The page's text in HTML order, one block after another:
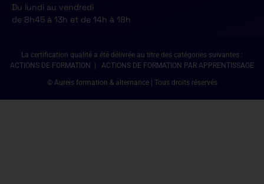
Du lundi au vendredi
de 8h45 à 13h et de 14h à 18h
La certification qualité a été délivrée au titre des catégories suivantes :
ACTIONS DE FORMATION | ACTIONS DE FORMATION PAR APPRENTISSAGE
© Aureis formation & alternance | Tous droits réservés